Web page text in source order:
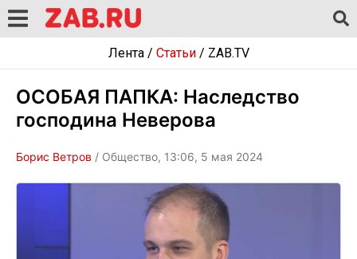
Лента/ Статьи/ ZAB.TV
ОСОБАЯ ПАПКА: Наследство
господина Неверова
Борис Ветров / Общество, 13:06, 5 мая 2024